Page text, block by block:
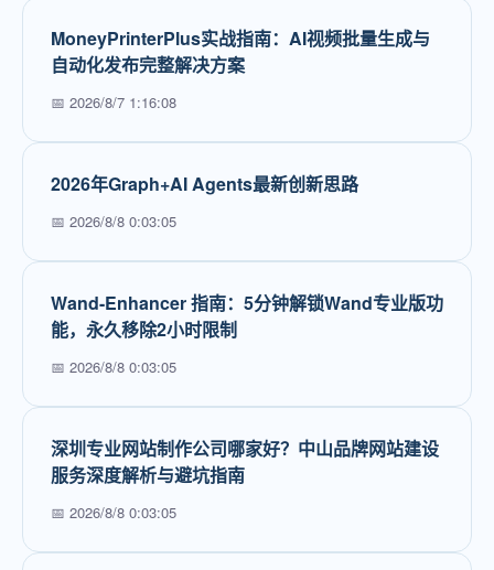
MoneyPrinterPlus实战指南：AI视频批量生成与
自动化发布完整解决方案
📅 2026/8/7 1:16:08
2026年Graph+AI Agents最新创新思路
📅 2026/8/8 0:03:05
Wand-Enhancer 指南：5分钟解锁Wand专业版功
能，永久移除2小时限制
📅 2026/8/8 0:03:05
深圳专业网站制作公司哪家好？中山品牌网站建设
服务深度解析与避坑指南
📅 2026/8/8 0:03:05